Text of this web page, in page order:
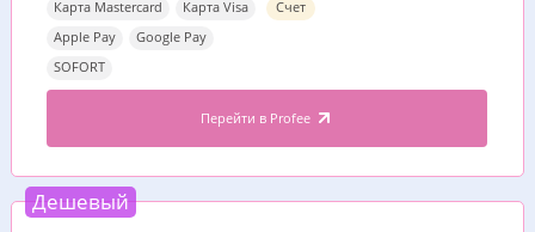
Карта Mastercard
Карта Visa
Apple Pay
Google Pay
SOFORT
Счет
Перейти в Profee
Дешевый